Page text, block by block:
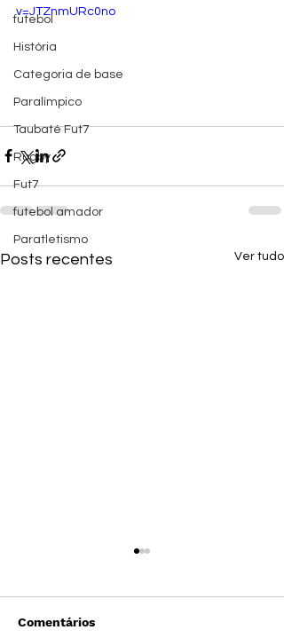
futebol
História
Categoria de base
Paralímpico
Taubaté Fut7
Rugby
Fut7
futebol amador
Paratletismo
v=JTZnmURc0no
Posts recentes Ver tudo
Comentários